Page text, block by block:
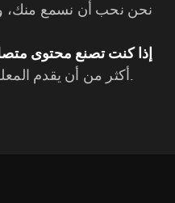
نحن نحب أن نسمع منك،
إذا كنت تصنع محتوى
أكثر من أن يقدم المعلومات ذات الصلة على المنصة.